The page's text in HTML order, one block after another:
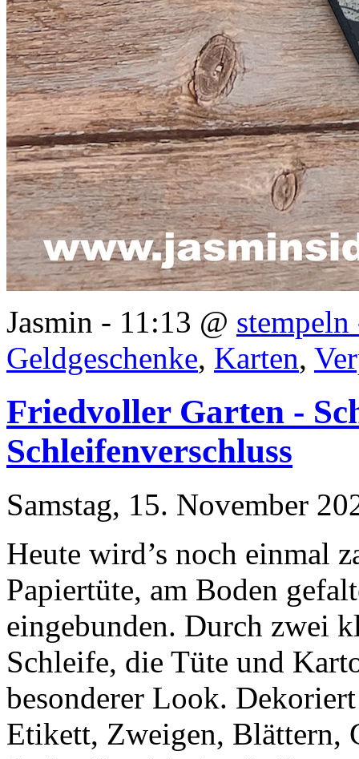
Jasmin - 11:13 @
Geldgeschenke, Karten,
Friedvoller Garten -
Schleifenverschluss
Samstag, 15. November
Heute wird’s noch einmal
Papiertüte, am Boden
eingebunden. Durch zwei
Schleife, die Tüte und
besonderer Look.
Etikett, Zweigen, Blättern,